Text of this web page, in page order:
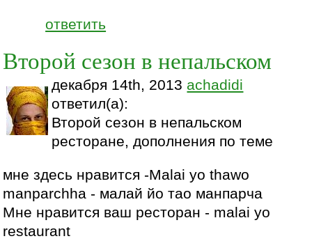
ответить
Второй сезон в непальском
декабря 14th, 2013 achadidi
ответил(а):
Второй сезон в непальском
ресторане, дополнения по теме
мне здесь нравится -Malai yo thawo
manparchha - малай йо тао манпарча
Мне нравится ваш ресторан - malai yo
restaurant